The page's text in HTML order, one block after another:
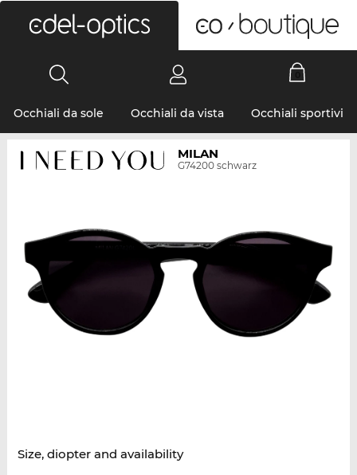
Occhiali da sole Occhiali da vista Occhiali sportivi
MILAN
G74200 schwarz
Size, diopter and availability